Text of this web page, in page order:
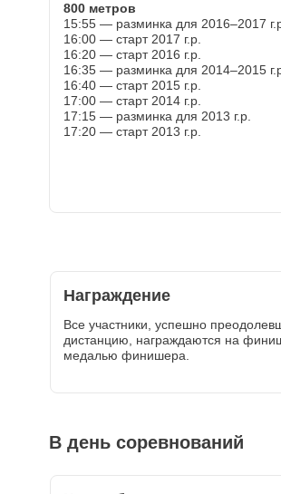
800 метров
15:55 — разминка для 2016–2017
16:00 — старт 2017 г.р.
16:20 — старт 2016 г.р.
16:35 — разминка для 2014–2015
16:40 — старт 2015 г.р.
17:00 — старт 2014 г.р.
17:15 — разминка для 2013 г.р.
17:20 — старт 2013 г.р.
Все участники, успешно
дистанцию, награждаются на
медалью финишера.
Награждение
В день соревнований